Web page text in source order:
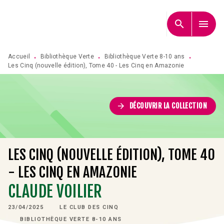
search menu
Accueil • Bibliothèque Verte • Bibliothèque Verte 8-10 ans
•
Les Cinq (nouvelle édition), Tome 40 - Les Cinq en Amazonie
arrow_forward DÉCOUVRIR LA COLLECTION
LES CINQ (NOUVELLE ÉDITION), TOME 40
- LES CINQ EN AMAZONIE
CLAUDE VOILIER
23/04/2025
LE CLUB DES CINQ
BIBLIOTHÈQUE VERTE 8-10 ANS